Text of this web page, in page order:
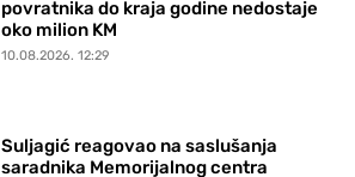
povratnika do kraja godine nedostaje
oko milion KM
10.08.2026. 12:29
Suljagić reagovao na saslušanja
saradnika Memorijalnog centra